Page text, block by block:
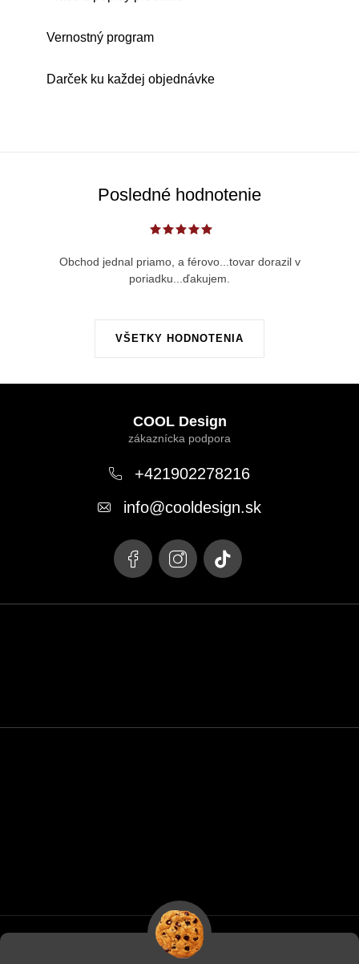
Vernostný program
Darček ku každej objednávke
Posledné hodnotenie
VŠETKY HODNOTENIA
Obchod jednal priamo, a férovo...tovar dorazil v
poriadku...ďakujem.
COOL Design
+421902278216
info@cooldesign.sk